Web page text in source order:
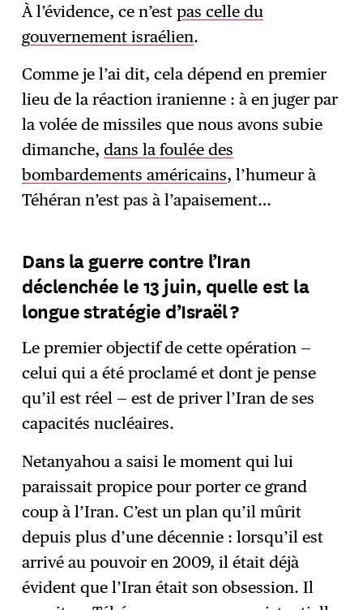
À l’évidence, ce n’estpas celle du
gouvernement israélien.
Comme je l’ai dit, cela dépend en premier
lieu de la réaction iranienne : à en juger par
la volée de missiles que nous avons subie
dimanche,dans la foulée des
bombardements américains, l’humeur à
Téhéran n’est pas à l’apaisement…
Dans la guerre contre l’Iran
déclenchée le 13 juin, quelle est la
longue stratégie d’Israël ?
Le premier objectif de cette opération —
celui qui a été proclamé et dont je pense
qu’il est réel — est de priver l’Iran de ses
capacités nucléaires.
Netanyahou a saisi le moment qui lui
paraissait propice pour porter ce grand
coup à l’Iran. C’est un plan qu’il mûrit
depuis plus d’une décennie : lorsqu’il est
arrivé au pouvoir en 2009, il était déjà
évident que l’Iran était son obsession. Il